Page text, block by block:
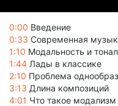
0:00 Введение
0:33 Современная
1:10 Модальность и
1:44 Лады в классике
2:10 Проблема
3:13 Длина композиций
4:01 Что такое модализм